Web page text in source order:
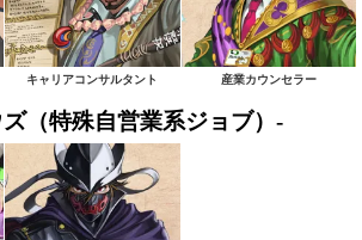
キャリアコンサルタント 産業カウンセラー
（特殊自営業系ジョブ）-